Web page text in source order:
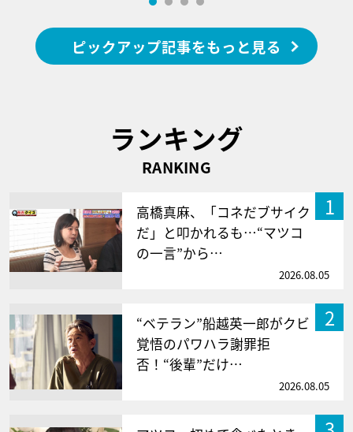
ピックアップ記事をもっと見る
ランキング
RANKING
1
高橋真麻、「コネだブサイク
だ」と叩かれるも…“マツコ
の一言”から…
2026.08.05
2
“ベテラン”船越英一郎がクビ
覚悟のパワハラ謝罪拒
否！“後輩”だけ…
2026.08.05